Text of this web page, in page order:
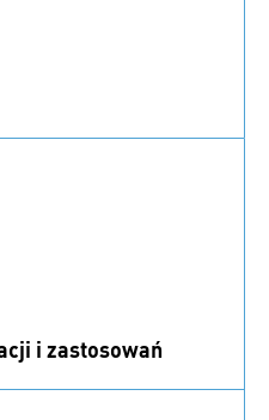
i zastosowań